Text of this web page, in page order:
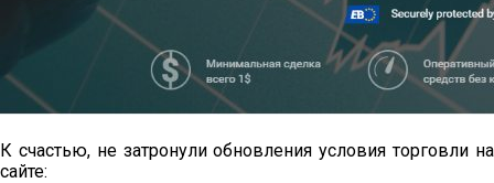
К счастью, не затронули обновления условия торговли на
сайте: